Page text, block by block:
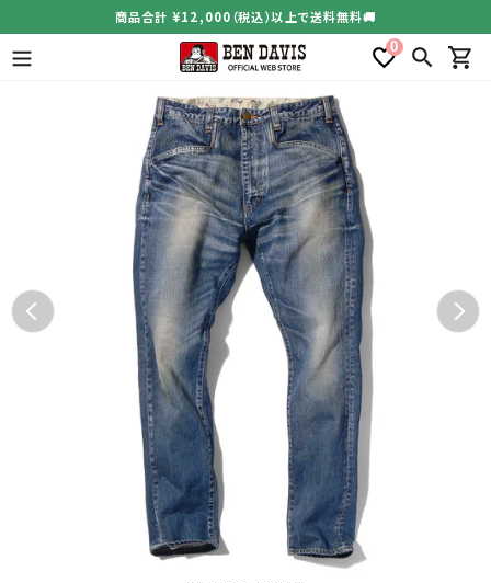
ン
テ
商品合計 ¥12,000（税込）以上で送料無料🚚
0
検索 カ